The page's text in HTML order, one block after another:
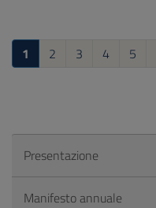
1 2 3 4 5
Presentazione
Manifesto annuale